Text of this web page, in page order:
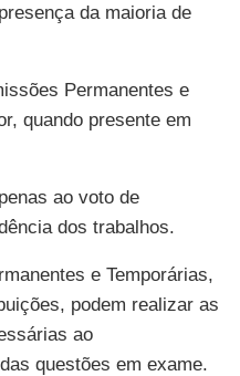
da maioria de
Permanentes e
quando presente em
ao voto de
dos trabalhos.
e Temporárias,
podem realizar as
ao
questões em exame.